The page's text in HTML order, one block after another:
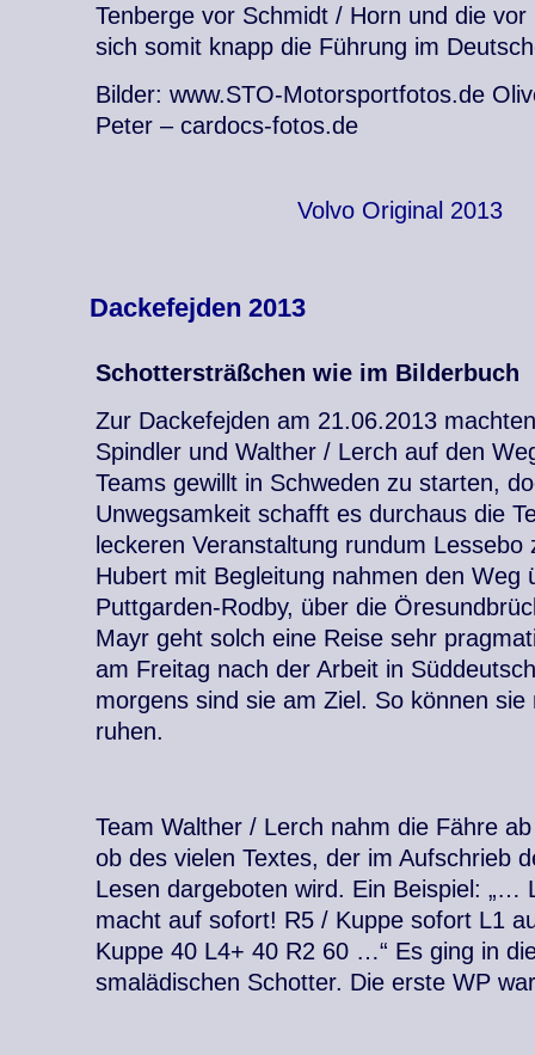
Tenberge vor Schmidt / Horn und die
sich somit knapp die Führung im
Bilder: www.STO-Motorsportfotos.de
Peter – cardocs-fotos.de
Volvo Original 2013
Dackefejden 2013
Schottersträßchen wie im Bilderbuch
Zur Dackefejden am 21.06.2013
Spindler und Walther / Lerch auf den
Teams gewillt in Schweden zu starten,
Unwegsamkeit schafft es durchaus die
leckeren Veranstaltung rundum
Hubert mit Begleitung nahmen den Weg
Puttgarden-Rodby, über die
Mayr geht solch eine Reise sehr
am Freitag nach der Arbeit in
morgens sind sie am Ziel. So können
ruhen.
Team Walther / Lerch nahm die Fähre
ob des vielen Textes, der im Aufschrieb
Lesen dargeboten wird. Ein Beispiel: „…
macht auf sofort! R5 / Kuppe sofort L1
Kuppe 40 L4+ 40 R2 60 …“ Es ging in
smalädischen Schotter. Die erste WP